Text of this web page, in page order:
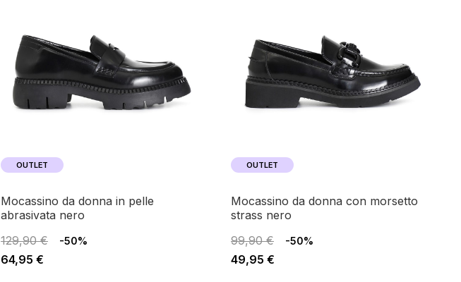
OUTLET
mocassino da donna in pelle
abrasivata nero
129,90 €
-50%
64,95 €
OUTLET
mocassino da donna con morsetto
strass nero
99,90 €
-50%
49,95 €